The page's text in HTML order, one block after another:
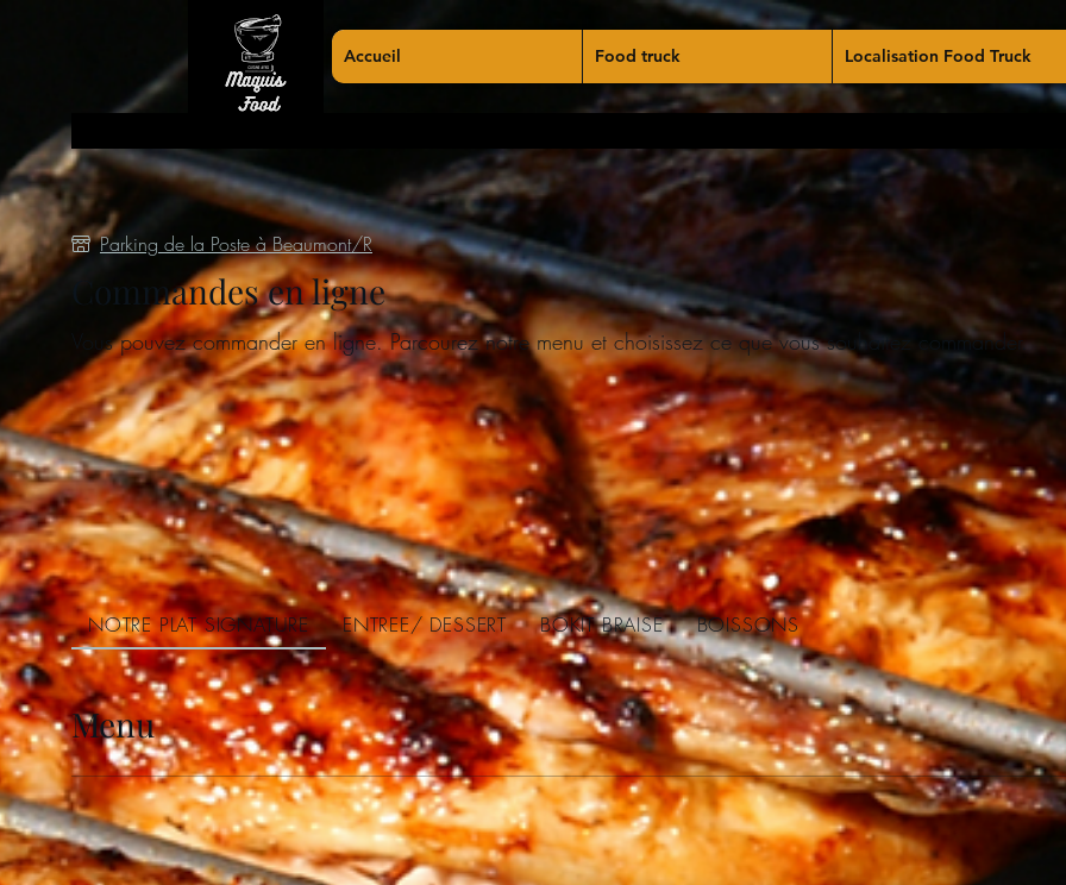
Accueil Food truck Localisation Food Truck
Parking de la Poste à Beaumont/R
Commandes en ligne
Vous pouvez commander en ligne. Parcourez notre menu et choisissez ce que vous souhaitez commander.
Menu
NOTRE PLAT SIGNATURE ENTREE/ DESSERT BOKIT BRAISE BOISSONS